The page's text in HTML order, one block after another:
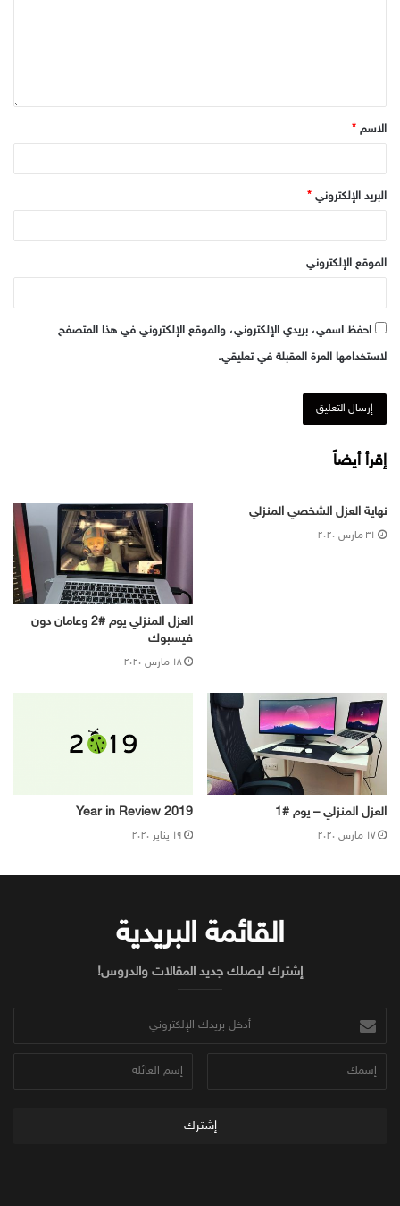
الاسم *
البريد الإلكتروني *
الموقع الإلكتروني
احفظ اسمي، بريدي الإلكتروني، والموقع الإلكتروني في هذا المتصفح
لاستخدامها المرة المقبلة في تعليقي.
إقرأ أيضاً
نهاية العزل الشخصي المنزلي
۳۱ مارس ۲۰۲۰
العزل المنزلي يوم #2 وعامان دون
فيسبوك
۱۸ مارس ۲۰۲۰
العزل المنزلي – يوم #1
۱۷ مارس ۲۰۲۰
2019 Year in Review
۱۹ يناير ۲۰۲۰
القائمة البريدية
إشترك ليصلك جديد المقالات والدروس!
بريدك
العائلة